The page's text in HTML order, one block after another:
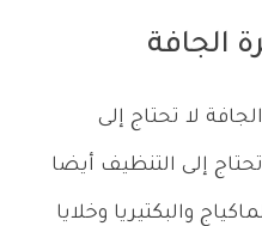
الجافة
لا تحتاج إلى
إلى التنظيف أيضا
والبكتيريا وخلايا